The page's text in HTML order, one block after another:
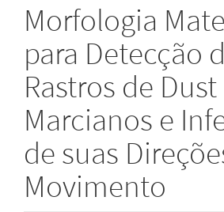
Morfologia
para Detecção
Rastros de
Marcianos e
de suas
Movimento